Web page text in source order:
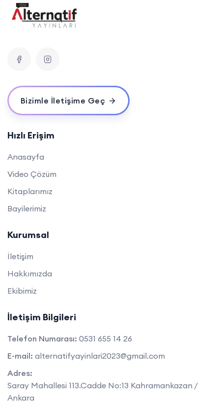
Bizimle İletişime Geç
Hızlı Erişim
Anasayfa
Video Çözüm
Kitaplarımız
Bayilerimiz
Kurumsal
İletişim
Hakkımızda
Ekibimiz
İletişim Bilgileri
Telefon Numarası: 0531 655 14 26
E-mail: alternatifyayinlari2023@gmail.com
Adres:
Saray Mahallesi 113.Cadde No:13 Kahramankazan /
Ankara